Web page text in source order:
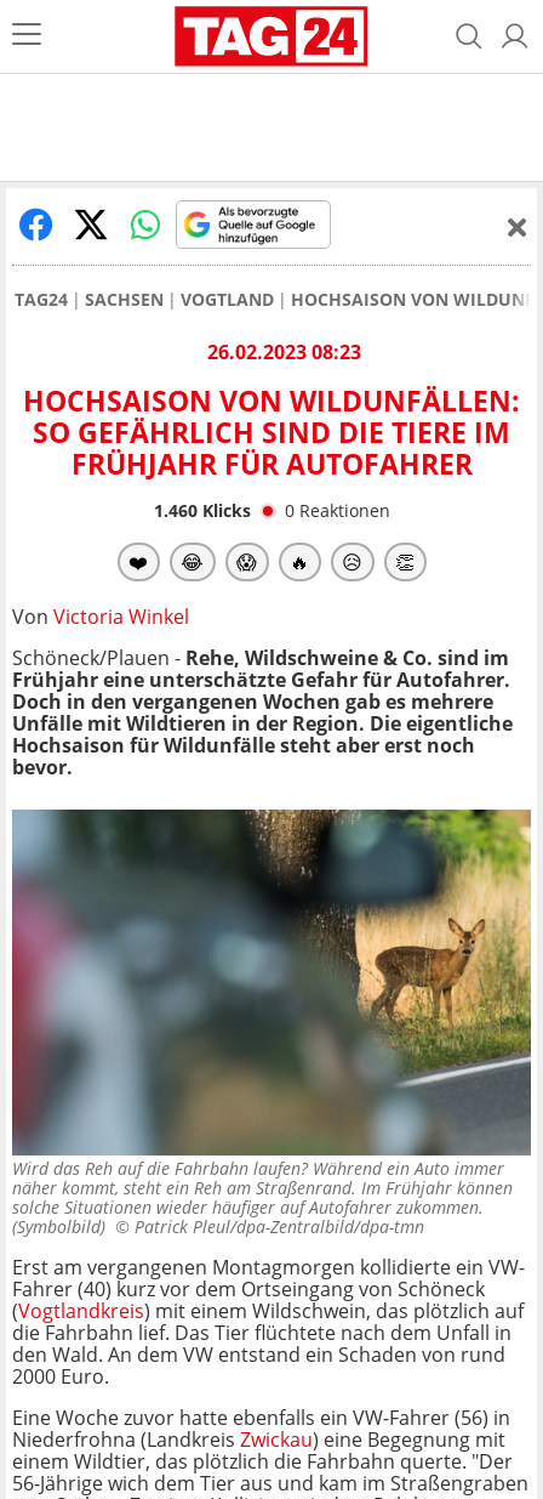
TAG24 SACHSEN VOGTLAND HOCHSAISON VON
26.02.2023 08:23
HOCHSAISON VON WILDUNFÄLLEN:
SO GEFÄHRLICH SIND DIE TIERE IM
FRÜHJAHR FÜR AUTOFAHRER
1.460Klicks 0 Reaktionen
❤️ 😂 😱 🔥 😥 👏
Von Victoria Winkel
Schöneck/Plauen - Rehe, Wildschweine & Co. sind im
Frühjahr eine unterschätzte Gefahr für Autofahrer.
Doch in den vergangenen Wochen gab es mehrere
Unfälle mit Wildtieren in der Region. Die eigentliche
Hochsaison für Wildunfälle steht aber erst noch
bevor.
Wird das Reh auf die Fahrbahn laufen? Während ein Auto immer
näher kommt, steht ein Reh am Straßenrand. Im Frühjahr können
solche Situationen wieder häufiger auf Autofahrer zukommen.
(Symbolbild) © Patrick Pleul/dpa-Zentralbild/dpa-tmn
Erst am vergangenen Montagmorgen kollidierte ein VW-
Fahrer (40) kurz vor dem Ortseingang von Schöneck
(Vogtlandkreis) mit einem Wildschwein, das plötzlich auf
die Fahrbahn lief. Das Tier flüchtete nach dem Unfall in
den Wald. An dem VW entstand ein Schaden von rund
2000 Euro.
Eine Woche zuvor hatte ebenfalls ein VW-Fahrer (56) in
Niederfrohna (Landkreis Zwickau) eine Begegnung mit
einem Wildtier, das plötzlich die Fahrbahn querte. "Der
56-Jährige wich dem Tier aus und kam im Straßengraben